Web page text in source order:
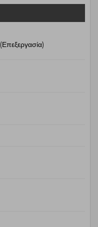
(Επεξεργασία)